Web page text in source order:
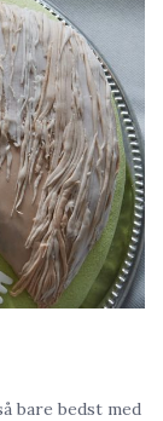
bare bedst med